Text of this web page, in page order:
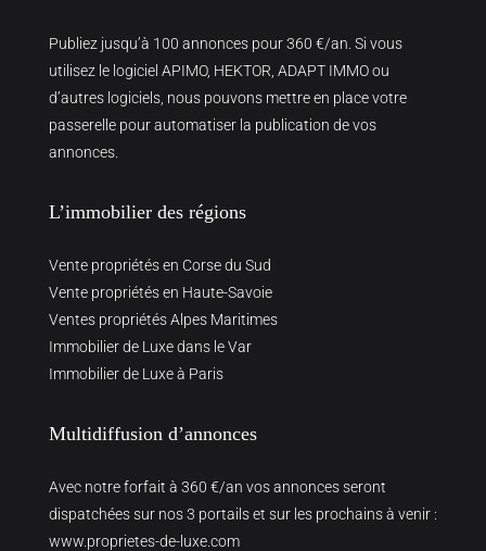
Publiez jusqu’à 100 annonces pour 360 €/an. Si vous
utilisez le logiciel APIMO, HEKTOR, ADAPT IMMO ou
d’autres logiciels, nous pouvons mettre en place votre
passerelle pour automatiser la publication de vos
annonces.
L’immobilier des régions
Vente propriétés en Corse du Sud
Vente propriétés en Haute-Savoie
Ventes propriétés Alpes Maritimes
Immobilier de Luxe dans le Var
Immobilier de Luxe à Paris
Multidiffusion d’annonces
Avec notre forfait à 360 €/an vos annonces seront
dispatchées sur nos 3 portails et sur les prochains à venir :
www.proprietes-de-luxe.com